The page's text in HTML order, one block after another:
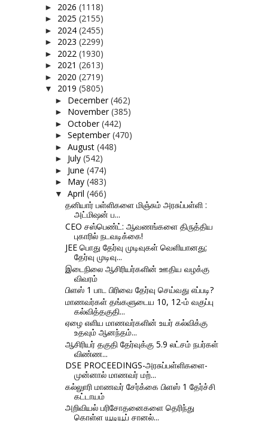
► 2026 (1118)
► 2025 (2155)
► 2024 (2455)
► 2023 (2299)
► 2022 (1930)
► 2021 (2613)
► 2020 (2719)
▼ 2019 (5805)
► December(462)
► November(385)
► October(442)
► September(470)
► August (448)
► July (542)
► June (474)
► May (483)
▼ April (466)
தனியார் பள்ளிகளை மிஞ்சும் அரசுப்பள்ளி :
அட்மிஷன் ப...
CEO சஸ்பெண்ட்: ஆவணங்களை திருத்திய
புகாரில் நடவடிக்கை!
JEE பொது தேர்வு முடிவுகள் வெளியானது;
தேர்வு முடிவு...
இடைநிலை ஆசிரியர்களின் ஊதிய வழக்கு
விவரம்
பிளஸ் 1 பாட பிரிவை தேர்வு செய்வது எப்படி?
மாணவர்கள் தங்களுடைய 10, 12-ம் வகுப்பு
கல்வித்தகுதி...
ஏழை எளிய மாணவர்களின் உயர் கல்விக்கு
உதவும் ஆனந்தம்...
ஆசிரியர் தகுதி தேர்வுக்கு 5.9 லட்சம் நபர்கள்
விண்ண...
DSE PROCEEDINGS-அரசுப்பள்ளிகளை-
முன்னால் மாணவர் மற்...
கல்லுாரி மாணவர் சேர்க்கை பிளஸ் 1 தேர்ச்சி
கட்டாயம்
அறிவியல் பரிசோதனைகளை தெரிந்து
கொள்ள யூடியூப் சானல்...